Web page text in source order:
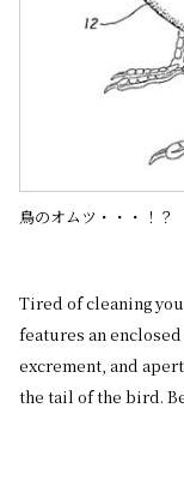
鳥のオムツ・・・！？
Tired of cleaning
features an
excrement, and
the tail of the bird.